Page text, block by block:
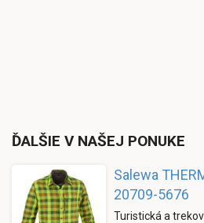
ĎALŠIE V NAŠEJ PONUKE
Salewa
20709-5676
Turistická a